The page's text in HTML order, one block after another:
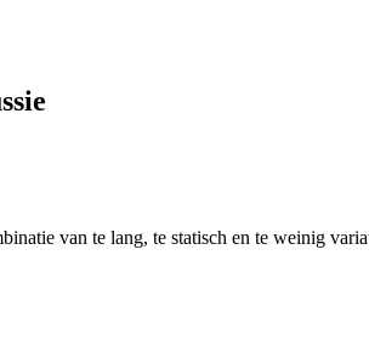
van te lang, te statisch en te weinig